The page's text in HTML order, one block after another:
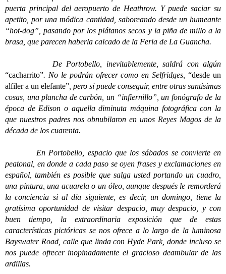
puerta principal del aeropuerto de Heathrow. Y puede saciar su
apetito, por una módica cantidad, saboreando desde un humeante
“hot-dog”, pasando por los plátanos secos y la piña de millo a la
brasa, que parecen haberla calcado de la Feria de La Guancha.
De Portobello, inevitablemente, saldrá con algún
“cacharrito”. No le podrán ofrecer como en Selfridges,“desde un
alfiler a un elefante” , pero sí puede conseguir, entre otras santísimas
cosas, una plancha de carbón, un “infiernillo”, un fonógrafo de la
época de Edison o aquella diminuta máquina fotográfica con la
que nuestros padres nos obnubilaron en unos Reyes Magos de la
década de los cuarenta.
En Portobello, espacio que los sábados se convierte en
peatonal, en donde a cada paso se oyen frases y exclamaciones en
español, también es posible que salga usted portando un cuadro,
una pintura, una acuarela o un óleo, aunque después le remorderá
la conciencia si al día siguiente, es decir, un domingo, tiene la
gratísima oportunidad de visitar despacio, muy despacio, y con
buen tiempo, la extraordinaria exposición que de estas
características pictóricas se nos ofrece a lo largo de la luminosa
Bayswater Road, calle que linda con Hyde Park, donde incluso se
nos puede ofrecer inopinadamente el gracioso deambular de las
ardillas.